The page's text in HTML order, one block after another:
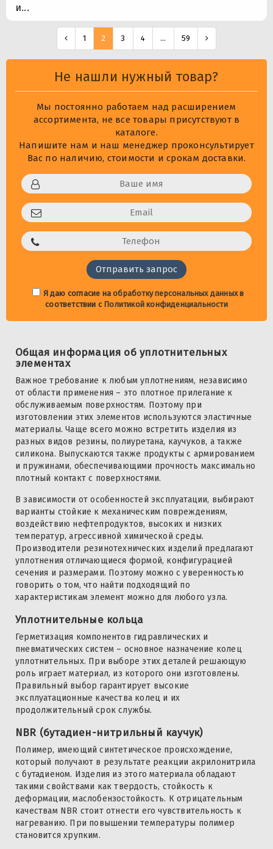
и...
1 2 3 4 ... 59
Не нашли нужный товар?
Мы постоянно работаем над расширением
ассортимента, не все товары присутствуют в
каталоге.
Напишите нам и наш менеджер проконсультирует
Вас по наличию, стоимости и срокам доставки.
Я даю согласие наобработку персональных данныхв
соответствии с Политикой конфиденциальности
Общая информация об уплотнительных
элементах
Важное требование к любым уплотнениям, независимо
от области применения – это плотное прилегание к
обслуживаемым поверхностям. Поэтому при
изготовлении этих элементов используются эластичные
материалы. Чаще всего можно встретить изделия из
разных видов резины, полиуретана, каучуков, а также
силикона. Выпускаются также продукты с армированием
и пружинами, обеспечивающими прочность максимально
плотный контакт с поверхностями.
В зависимости от особенностей эксплуатации, выбирают
варианты стойкие к механическим повреждениям,
воздействию нефтепродуктов, высоких и низких
температур, агрессивной химической среды.
Производители резинотехнических изделий предлагают
уплотнения отличающиеся формой, конфигурацией
сечения и размерами. Поэтому можно с уверенностью
говорить о том, что найти подходящий по
характеристикам элемент можно для любого узла.
Уплотнительные кольца
Герметизация компонентов гидравлических и
пневматических систем – основное назначение колец
уплотнительных. При выборе этих деталей решающую
роль играет материал, из которого они изготовлены.
Правильный выбор гарантирует высокие
эксплуатационные качества колец и их
продолжительный срок службы.
NBR (бутадиен-нитрильный каучук)
Полимер, имеющий синтетическое происхождение,
который получают в результате реакции акрилонитрила
с бутадиеном. Изделия из этого материала обладают
такими свойствами как твердость, стойкость к
деформации, маслобензостойкость. К отрицательным
качествам NBR стоит отнести его чувствительность к
нагреванию. При повышении температуры полимер
становится хрупким.